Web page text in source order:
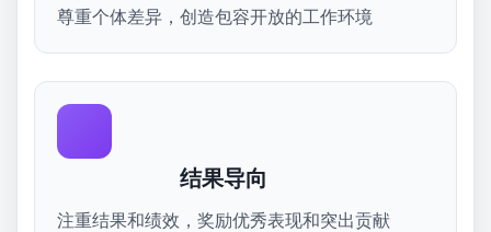
尊重个体差异，创造包容开放的工作环境
结果导向
注重结果和绩效，奖励优秀表现和突出贡献